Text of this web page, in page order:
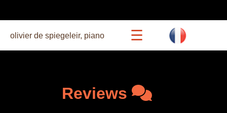
olivier de spiegeleir, piano ☰
Reviews